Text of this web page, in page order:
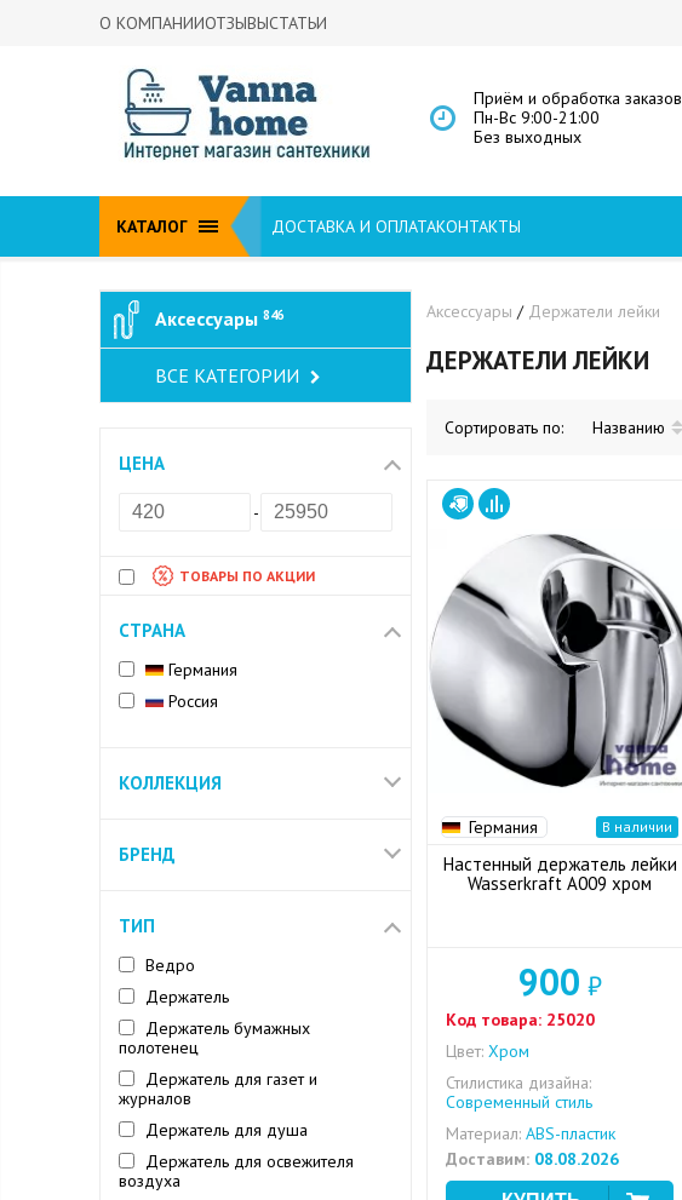
О КОМПАНИИОТЗЫВЫСТАТЬИ
Приём и обработка заказов
Пн-Вс 9:00-21:00
Без выходных
КАТАЛОГ ДОСТАВКА И ОПЛАТАКОНТАКТЫ
Аксессуары 846
ВСЕ КАТЕГОРИИ
ЦЕНА
-
ТОВАРЫ ПО АКЦИИ
СТРАНА
Германия
Россия
КОЛЛЕКЦИЯ
БРЕНД
ТИП
Ведро
Держатель
Держатель бумажных
полотенец
Держатель для газет и
журналов
Держатель для душа
Держатель для освежителя
воздуха
Аксессуары / Держатели лейки
ДЕРЖАТЕЛИ ЛЕЙКИ
Сортировать по: Названию
Германия В наличии
Настенный держатель лейки
Wasserkraft A009 хром
900 ₽
Код товара: 25020
Цвет: Хром
Стилистика дизайна:
Современный стиль
Материал: ABS-пластик
Доставим: 08.08.2026